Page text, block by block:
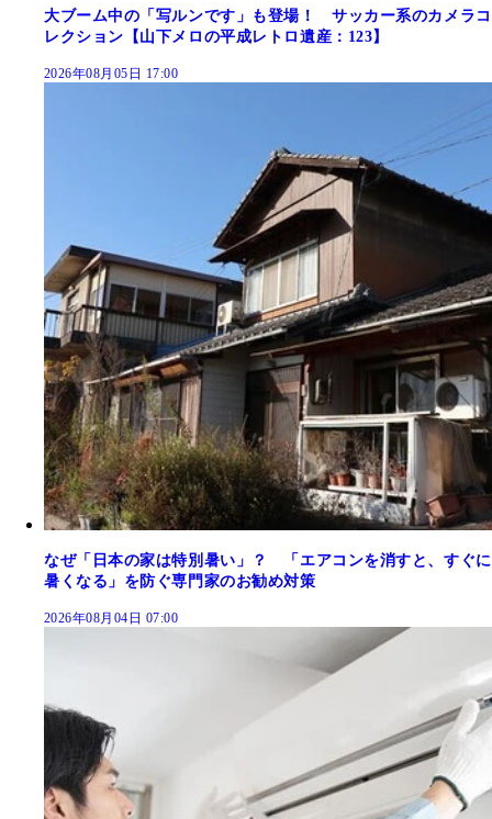
大ブーム中の「写ルンです」も登場！ サッカー系のカメラコ
レクション【山下メロの平成レトロ遺産：123】
2026年08月05日 17:00
なぜ「日本の家は特別暑い」？ 「エアコンを消すと、すぐに
暑くなる」を防ぐ専門家のお勧め対策
2026年08月04日 07:00